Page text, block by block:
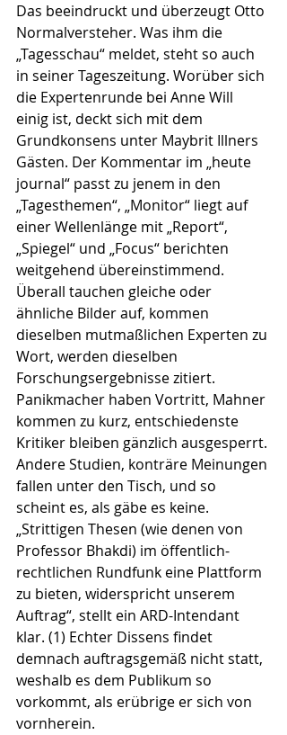
Das beeindruckt und überzeugt Otto
Normalversteher. Was ihm die
„Tagesschau“ meldet, steht so auch
in seiner Tageszeitung. Worüber sich
die Expertenrunde bei Anne Will
einig ist, deckt sich mit dem
Grundkonsens unter Maybrit Illners
Gästen. Der Kommentar im „heute
journal“ passt zu jenem in den
„Tagesthemen“, „Monitor“ liegt auf
einer Wellenlänge mit „Report“,
„Spiegel“ und „Focus“ berichten
weitgehend übereinstimmend.
Überall tauchen gleiche oder
ähnliche Bilder auf, kommen
dieselben mutmaßlichen Experten zu
Wort, werden dieselben
Forschungsergebnisse zitiert.
Panikmacher haben Vortritt, Mahner
kommen zu kurz, entschiedenste
Kritiker bleiben gänzlich ausgesperrt.
Andere Studien, konträre Meinungen
fallen unter den Tisch, und so
scheint es, als gäbe es keine.
„Strittigen Thesen (wie denen von
Professor Bhakdi) im öffentlich-
rechtlichen Rundfunk eine Plattform
zu bieten, widerspricht unserem
Auftrag“, stellt ein ARD-Intendant
klar. (1) Echter Dissens findet
demnach auftragsgemäß nicht statt,
weshalb es dem Publikum so
vorkommt, als erübrige er sich von
vornherein.